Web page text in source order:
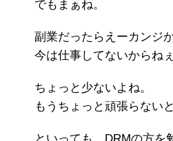
でもまぁね。
副業だったらえーカンジ
今は仕事してないからねぇ
ちょっと少ないよね。
もうちょっと頑張らないと